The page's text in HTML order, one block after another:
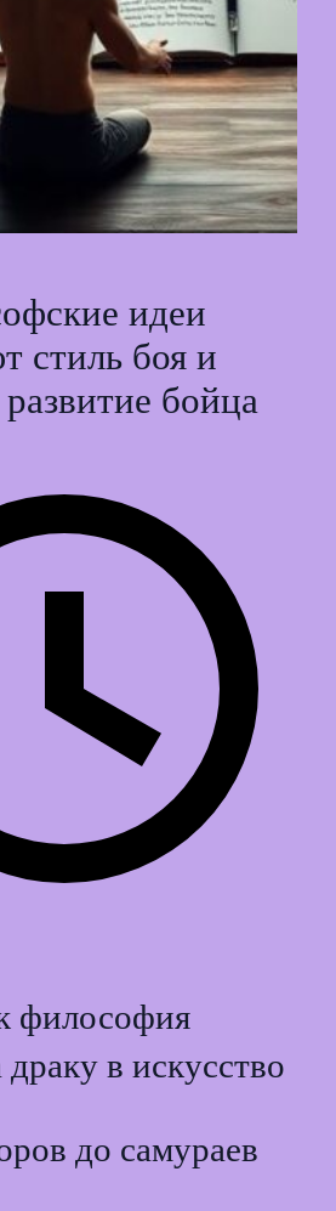
идеи
стиль боя и
бойца
философия
в искусство
до самураев